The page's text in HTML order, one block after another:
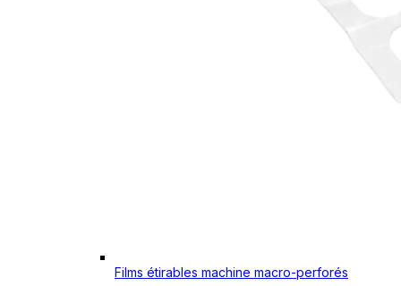
Films étirables machine macro-perforés